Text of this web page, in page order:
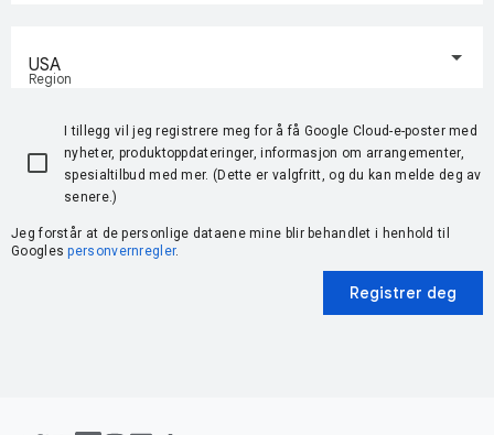
Region
USA
I tillegg vil jeg registrere meg for å få Google Cloud-e-poster med
nyheter, produktoppdateringer, informasjon om arrangementer,
spesialtilbud med mer. (Dette er valgfritt, og du kan melde deg av
senere.)
Jeg forstår at de personlige dataene mine blir behandlet i henhold til
Googlespersonvernregler.
Registrer deg